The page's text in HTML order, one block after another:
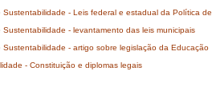
- Leis federal e estadual da Política de
- levantamento das leis municipais
- artigo sobre legislação da Educação
- Constituição e diplomas legais